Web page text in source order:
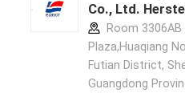
Co., Ltd.
Room 3306AB
Plaza,Huaqiang
Futian District,
Guangdong